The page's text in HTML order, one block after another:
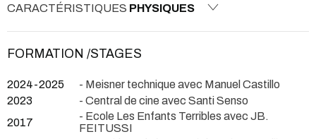
CARACTÉRISTIQUES PHYSIQUES
FORMATION /STAGES
2024-2025
- Meisner technique avec Manuel Castillo
2023
- Central de cine avec Santi Senso
2017
- Ecole Les Enfants Terribles avec JB.
FEITUSSI